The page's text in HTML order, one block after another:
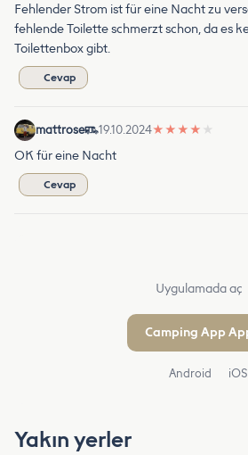
Fehlender Strom ist für eine Nacht zu
fehlende Toilette schmerzt schon, da es
Toilettenbox gibt.
Cevap
mattrose 19.10.2024★ ★ ★ ★ ★
OK für eine Nacht
Cevap
Uygulamada aç
Camping App
Android iOS
Yakın yerler